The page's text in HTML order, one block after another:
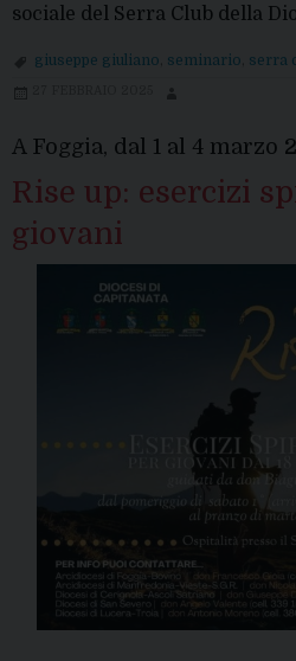
sociale del Serra Club della
giuseppe giuliano seminario serra
A Foggia, dal 1 al 4 marzo
Rise up: esercizi
giovani